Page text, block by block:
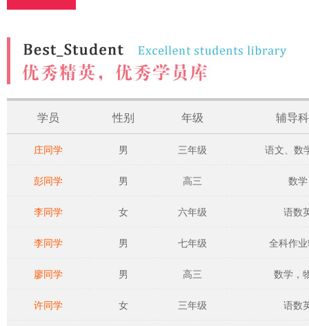
学员 性别 年级 辅导
庄同学 男 三年级 语文、数
彭同学 男 高三 数学
李同学 女 六年级 语数
李同学 男 七年级 全科作
廖同学 男 高三 数学，
许同学 女 三年级 语数